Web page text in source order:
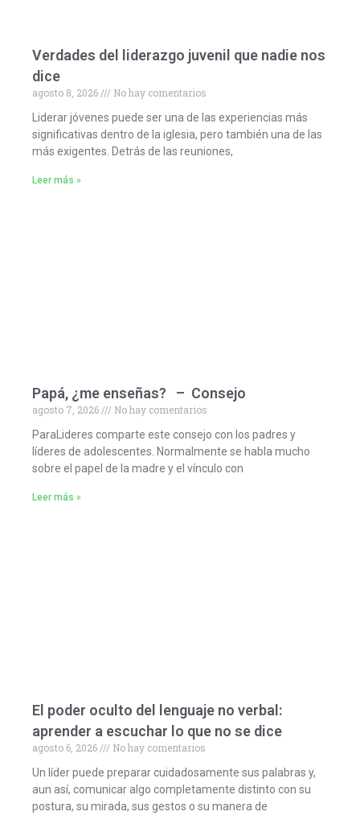
Verdades del liderazgo juvenil que nadie nos
dice
agosto 8, 2026
No hay comentarios
Liderar jóvenes puede ser una de las experiencias más
significativas dentro de la iglesia, pero también una de las
más exigentes. Detrás de las reuniones,
Leer más »
Papá, ¿me enseñas? – Consejo
agosto 7, 2026
No hay comentarios
ParaLideres comparte este consejo con los padres y
líderes de adolescentes. Normalmente se habla mucho
sobre el papel de la madre y el vínculo con
Leer más »
El poder oculto del lenguaje no verbal:
aprender a escuchar lo que no se dice
agosto 6, 2026
No hay comentarios
Un líder puede preparar cuidadosamente sus palabras y,
aun así, comunicar algo completamente distinto con su
postura, su mirada, sus gestos o su manera de